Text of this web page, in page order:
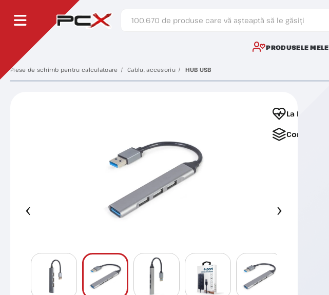
PRODUSELE MELE
Piese de schimb pentru calculatoare Cablu, accesoriu HUB USB
La Favorite
Comparați